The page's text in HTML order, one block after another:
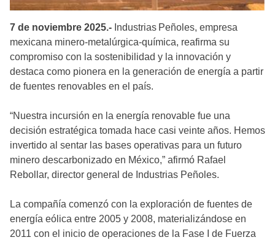
7 de noviembre 2025.- Industrias Peñoles, empresa
mexicana minero-metalúrgica-química, reafirma su
compromiso con la sostenibilidad y la innovación y
destaca como pionera en la generación de energía a partir
de fuentes renovables en el país.
“Nuestra incursión en la energía renovable fue una
decisión estratégica tomada hace casi veinte años. Hemos
invertido al sentar las bases operativas para un futuro
minero descarbonizado en México,” afirmó Rafael
Rebollar, director general de Industrias Peñoles.
La compañía comenzó con la exploración de fuentes de
energía eólica entre 2005 y 2008, materializándose en
2011 con el inicio de operaciones de la Fase I de Fuerza